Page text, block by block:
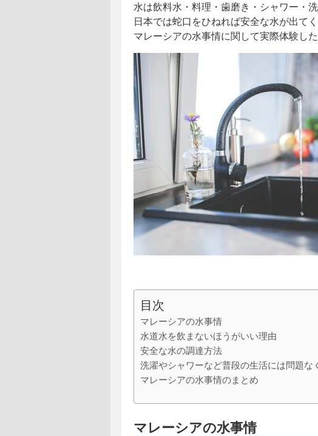
水は飲料水・料理・歯磨き・シャワー・
日本では蛇口をひねれば安全な水が出て
マレーシアの水事情に関して実際体験し
目次
マレーシアの水事情
水道水を飲まないほうがいい理由
安全な水の調達方法
洗濯やシャワーなど普段の生活には問題な
マレーシアの水事情のまとめ
マレーシアの水事情